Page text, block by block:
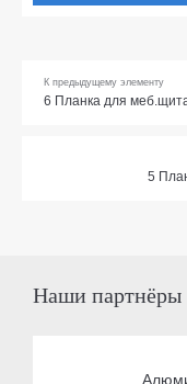
К предыдущему элементу
6 Планка для
5
Наши партнёры